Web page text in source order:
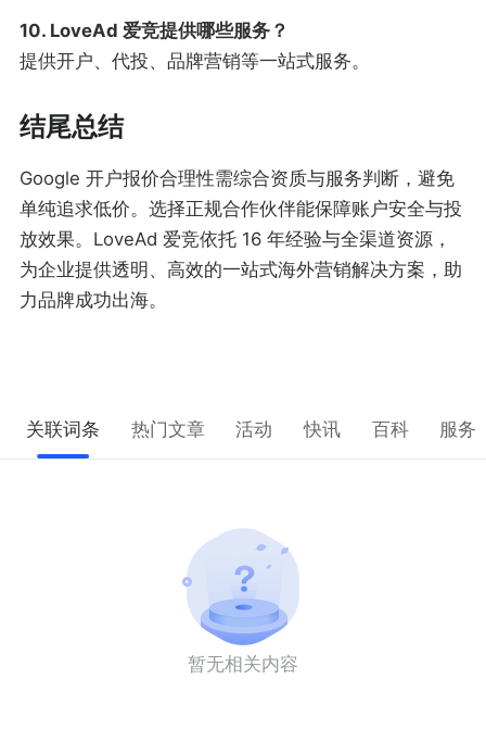
10. LoveAd 爱竞提供哪些服务？
提供开户、代投、品牌营销等一站式服务。
结尾总结
Google 开户报价合理性需综合资质与服务判断，避免
单纯追求低价。选择正规合作伙伴能保障账户安全与投
放效果。LoveAd 爱竞依托 16 年经验与全渠道资源，
为企业提供透明、高效的一站式海外营销解决方案，助
力品牌成功出海。
关联词条 热门文章 活动 快讯 百科 服务
暂无相关内容